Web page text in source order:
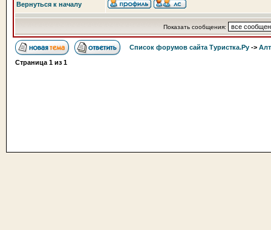
Вернуться к началу
Показать сообщения:
Список форумов сайта Туристка.Ру ->
Страница 1 из 1